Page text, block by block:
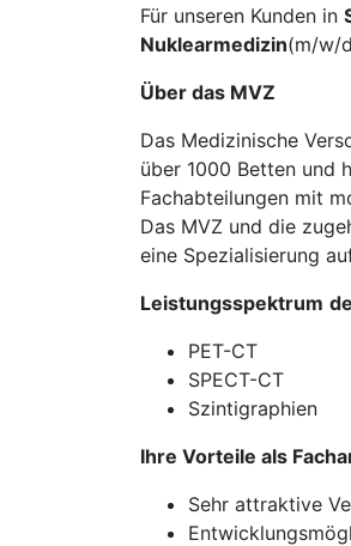
Für unseren Kunden in
Nuklearmedizin(m/w/
Über das MVZ
Das Medizinische
über 1000 Betten und
Fachabteilungen mit
Das MVZ und die
eine Spezialisierung
Leistungsspektrum
PET-CT
SPECT-CT
Szintigraphien
Ihre Vorteile als
Sehr attraktive